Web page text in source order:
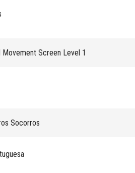
Movement Screen Level 1
Socorros